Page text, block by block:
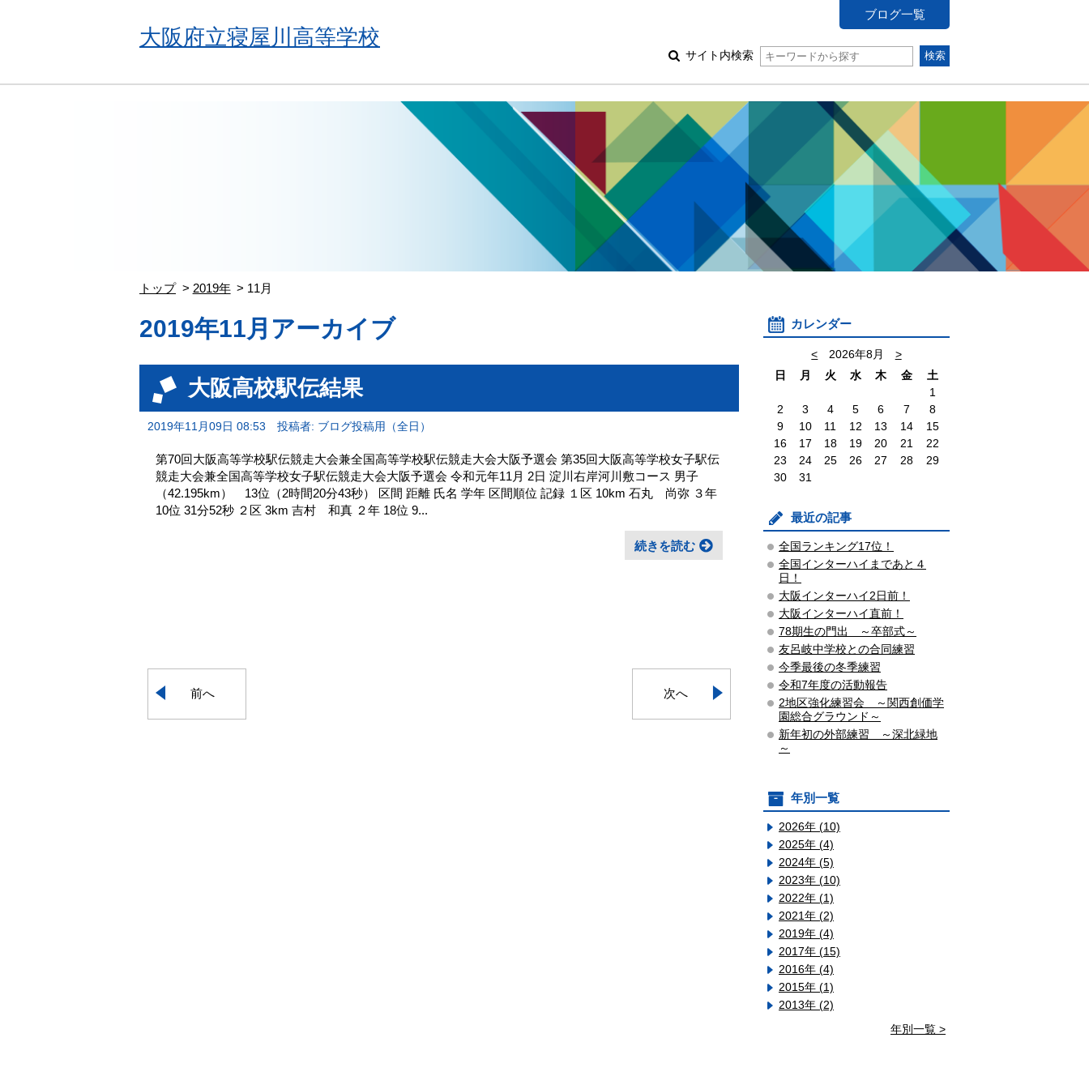
大阪府立寝屋川高等学校
ブログ一覧
サイト内検索
トップ 2019年 11月
2019年11月アーカイブ
大阪高校駅伝結果
2019年11月09日 08:53 投稿者: ブログ投稿用（全日）
第70回大阪高等学校駅伝競走大会兼全国高等学校駅伝競走大会大阪予選会 第35回大阪高等学校女子駅伝
競走大会兼全国高等学校女子駅伝競走大会大阪予選会 令和元年11月 2日 淀川右岸河川敷コース 男子
（42.195km） 13位（2時間20分43秒） 区間 距離 氏名 学年 区間順位 記録 １区 10km 石丸 尚弥 ３年
10位 31分52秒 ２区 3km 吉村 和真 ２年 18位 9...
続きを読む
前へ 次へ
カレンダー
< 2026年8月
>
日
月 火 水 木 金
土
1
2
3 4 5 6 7
8
9
10 11 12 13 14
15
16
17 18 19 20 21
22
23
24 25 26 27 28
29
30
31
最近の記事
全国ランキング17位！
全国インターハイまであと４
日！
大阪インターハイ2日前！
大阪インターハイ直前！
78期生の門出 ～卒部式～
友呂岐中学校との合同練習
今季最後の冬季練習
令和7年度の活動報告
2地区強化練習会 ～関西創価学
園総合グラウンド～
新年初の外部練習 ～深北緑地
～
年別一覧
2026年 (10)
2025年 (4)
2024年 (5)
2023年 (10)
2022年 (1)
2021年 (2)
2019年 (4)
2017年 (15)
2016年 (4)
2015年 (1)
2013年 (2)
年別一覧 >